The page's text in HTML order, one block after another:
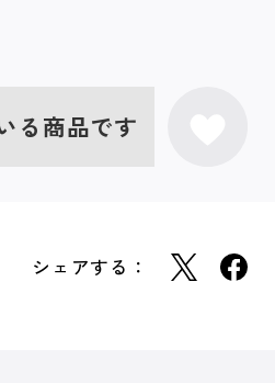
る商品です
シェアする：